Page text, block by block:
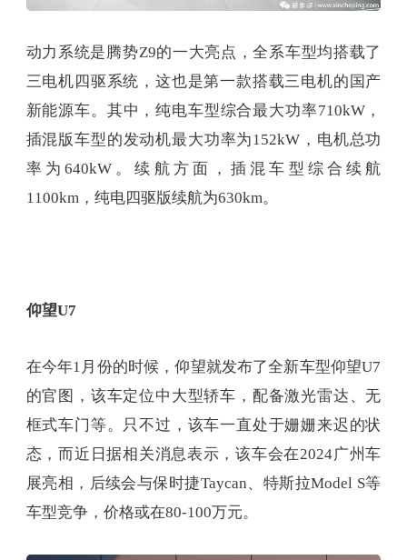
动力系统是腾势Z9的一大亮点，全系车型均搭载了
三电机四驱系统，这也是第一款搭载三电机的国产
新能源车。其中，纯电车型综合最大功率710kW，
插混版车型的发动机最大功率为152kW，电机总功
率为640kW。续航方面，插混车型综合续航
1100km，纯电四驱版续航为630km。
仰望U7
在今年1月份的时候，仰望就发布了全新车型仰望U7
的官图，该车定位中大型轿车，配备激光雷达、无
框式车门等。只不过，该车一直处于姗姗来迟的状
态，而近日据相关消息表示，该车会在2024广州车
展亮相，后续会与保时捷Taycan、特斯拉Model S等
车型竞争，价格或在80-100万元。